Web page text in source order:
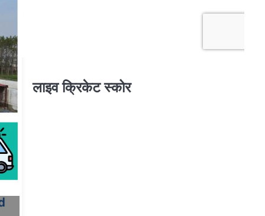
लाइव क्रिकेट स्कोर